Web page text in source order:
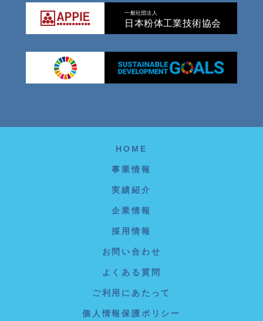
一般社団法人
日本粉体工業技術協会
HOME
事業情報
実績紹介
企業情報
採用情報
お問い合わせ
よくある質問
ご利用にあたって
個人情報保護ポリシー